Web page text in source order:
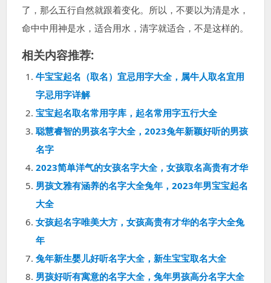
了，那么五行自然就跟着变化。所以，不要以为清是水，
命中中用神是水，适合用水，清字就适合，不是这样的。
相关内容推荐:
牛宝宝起名（取名）宜忌用字大全，属牛人取名宜用
字忌用字详解
宝宝起名取名常用字库，起名常用字五行大全
聪慧睿智的男孩名字大全，2023兔年新颖好听的男孩
名字
2023简单洋气的女孩名字大全，女孩取名高贵有才华
男孩文雅有涵养的名字大全兔年，2023年男宝宝起名
大全
女孩起名字唯美大方，女孩高贵有才华的名字大全兔
年
兔年新生婴儿好听名字大全，新生宝宝取名大全
男孩好听有寓意的名字大全，兔年男孩高分名字大全